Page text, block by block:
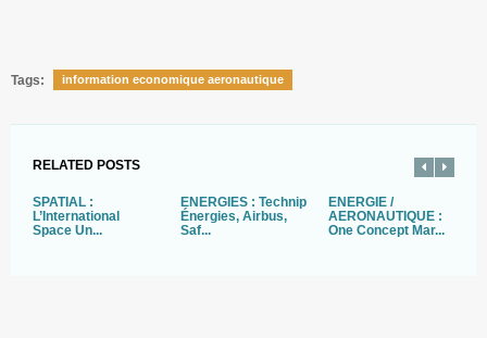
Tags: information economique aeronautique
RELATED POSTS
SPATIAL :
L’International
Space Un...
ENERGIES : Technip
Énergies, Airbus,
Saf...
ENERGIE /
AERONAUTIQUE :
One Concept Mar...